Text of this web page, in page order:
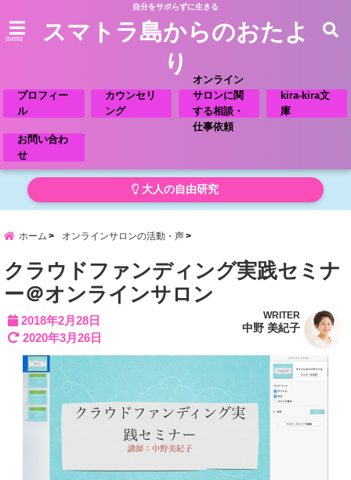
自分をサボらずに生きる
menu
スマトラ島からのおたよ
り
プロフィー
ル
カウンセリ
ング
オンライン
サロンに関
する相談・
仕事依頼
kira-kira文
庫
お問い合わ
せ
大人の自由研究
ホーム オンラインサロンの活動・声
クラウドファンディング実践セミナ
ー＠オンラインサロン
2018年2月28日
2020年3月26日
WRITER
中野 美紀子